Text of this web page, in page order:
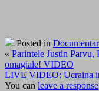
Posted in
« Parintele Justin
omagiale! VIDEO
LIVE VIDEO: Ucraina
You can leave a response